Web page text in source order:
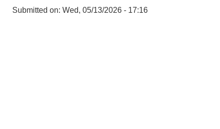
Submitted on: Wed, 05/13/2026 - 17:16